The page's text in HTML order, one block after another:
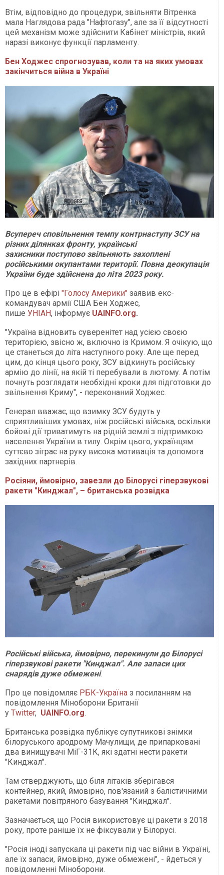
Втім, відповідно до процедури, звільняти Вітренка
мала Наглядова рада "Нафтогазу", але за її відсутності
цей механізм може здійснити Кабінет міністрів, який
наразі виконує функції парламенту.
Бен Ходжес спрогнозував, коли та на яких умовах
закінчиться війна в Україні
Всупереч сповільнення темпу контрнаступу ЗСУ на
різних ділянках фронту, українські
захисники поступово звільняють захоплені
російськими окупантами території. Повна деокупація
України буде здійснена до літа 2023 року.
Про це в ефірі "Голосу Америки" заявив екс-
командувач армії США Бен Ходжес,
пише УНІАН, інформує UAINFO.org.
"Україна відновить суверенітет над усією своєю
територією, звісно ж, ​​включно із Кримом. Я очікую, що
це станеться до літа наступного року. Але ще перед
цим, до кінця цього року, ЗСУ відкинуть російську
армію до лінії, на якій ті перебували в лютому. А потім
почнуть розглядати необхідні кроки для підготовки до
звільнення Криму", - переконаний Ходжес.
Генерал вважає, що взимку ЗСУ будуть у
сприятливіших умовах, ніж російські війська, оскільки
бойові дії триватимуть на рідній землі з підтримкою
населення України в тилу. Окрім цього, українцям
суттєво зіграє на руку висока мотивація та допомога
західних партнерів.
Росіяни, ймовірно, завезли до Білорусі гіперзвукові
ракети "Кинджал", – британська розвідка
Російські війська, ймовірно, перекинули до Білорусі
гіперзвукові ракети "Кинджал". Але запаси цих
снарядів дуже обмежені.
Про це повідомляє РБК-Україна з посиланням на
повідомлення Міноборони Британії
у Twitter, UAINFO.org.
Британська розвідка публікує супутникові знімки
білоруського ародрому Мачулищи, де припарковані
два винищувачі МіГ-31К, які здатні нести ракети
"Кинджал".
Там стверджують, що біля літаків зберігався
контейнер, який, ймовірно, пов'язаний з балістичними
ракетами повітряного базування "Кинджал".
Зазначається, що Росія використовує ці ракети з 2018
року, проте раніше їх не фіксували у Білорусі.
"Росія іноді запускала ці ракети під час війни в Україні,
але їх запаси, ймовірно, дуже обмежені", - йдеться у
повідомленні Міноборони.